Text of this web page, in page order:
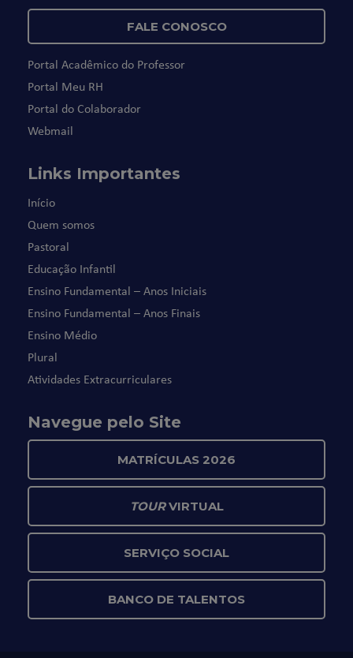
FALE CONOSCO
Portal Acadêmico do Professor
Portal Meu RH
Portal do Colaborador
Webmail
Links Importantes
Início
Quem somos
Pastoral
Educação Infantil
Ensino Fundamental – Anos Iniciais
Ensino Fundamental – Anos Finais
Ensino Médio
Plural
Atividades Extracurriculares
Navegue pelo Site
MATRÍCULAS 2026
TOURVIRTUAL
SERVIÇO SOCIAL
BANCO DE TALENTOS